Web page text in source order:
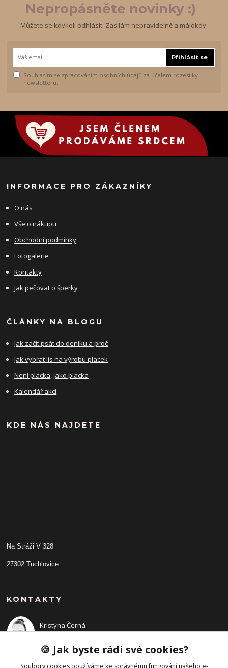
Nepropásněte novinky :)
Můžete se kdykoli odhlásit. Zasílám nepravidelně a málokdy.
Přihlásit se
Souhlasím se zpracováním osobních údajů za účelem rozesílky
newsletteru.
INFORMACE PRO ZÁKAZNÍKY
O nás
Vše o nákupu
Obchodní podmínky
Fotogalerie
Kontakty
Jak pečovat o šperky
ČLÁNKY NA BLOGU
Jak začít psát do deníku a proč
Jak vybrat lis na výrobu placek
Není placka, jako placka
Kalendář akcí
KDE NÁS NAJDETE
Na Stráži V 328
27302 Tuchlovice
KONTAKTY
Kristýna Černá
+420 702210942
(Po-Pá, 9-14 hod.)
🍪 Jak byste rádi své cookies?
Soubory cookies používáme ke správnému fungování našeho e-